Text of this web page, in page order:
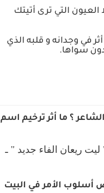
التي ترى أتيتك
في وجدانه و قلبه الذي
دون سواها.
؟ ما أثر ترخيم اسم
ليت ريعان الفاء جديد " ـ
أسلوب الأمر في البيت